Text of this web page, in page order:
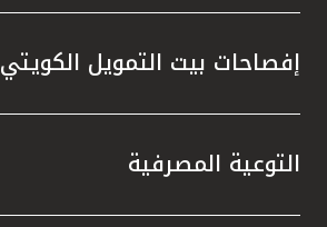
إفصاحات بيت التمويل الكويتي
التوعية المصرفية